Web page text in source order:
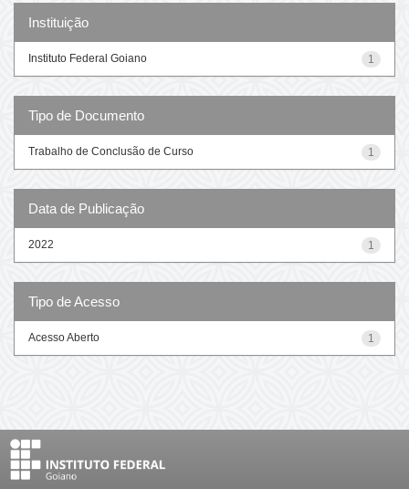
Instituição
1
Instituto Federal Goiano
Tipo de Documento
1
Trabalho de Conclusão de Curso
Data de Publicação
1
2022
Tipo de Acesso
1
Acesso Aberto